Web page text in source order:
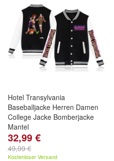
Hotel Transylvania
Baseballjacke Herren Damen
College Jacke Bomberjacke
Mantel
32,99 €
49,99 €
Kostenloser Versand